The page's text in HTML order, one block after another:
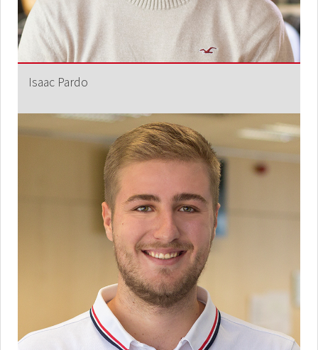
Isaac Pardo